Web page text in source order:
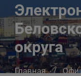
округа
Главная